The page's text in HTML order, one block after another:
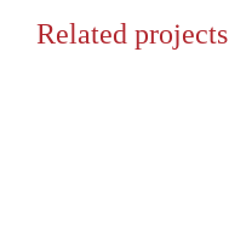
Related projects